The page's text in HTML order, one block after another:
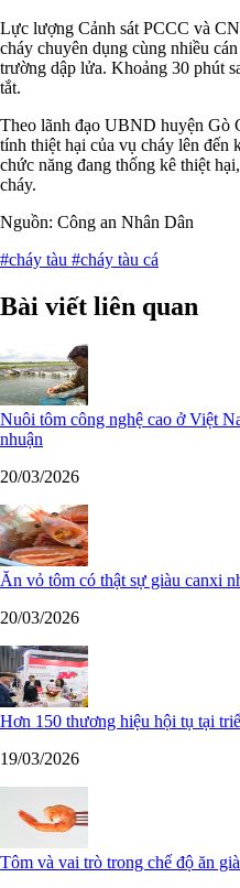
Lực lượng Cảnh sát PCCC và
cháy chuyên dụng cùng nhiều
trường dập lửa. Khoảng 30 phút
tắt.
Theo lãnh đạo UBND huyện Gò
tính thiệt hại của vụ cháy lên đến
chức năng đang thống kê thiệt
cháy.
Nguồn: Công an Nhân Dân
#cháy tàu #cháy tàu cá
Bài viết liên quan
Nuôi tôm công nghệ cao ở Việt
nhuận
20/03/2026
Ăn vỏ tôm có thật sự giàu canxi
20/03/2026
Hơn 150 thương hiệu hội tụ tại
19/03/2026
Tôm và vai trò trong chế độ ăn